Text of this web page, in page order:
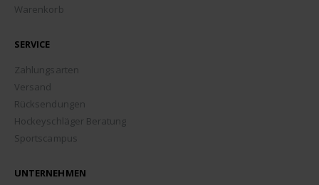
Warenkorb
SERVICE
Zahlungsarten
Versand
Rücksendungen
Hockeyschläger Beratung
Sportscampus
UNTERNEHMEN